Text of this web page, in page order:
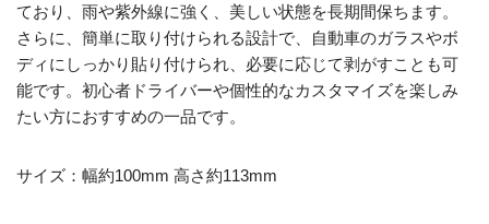
ており、雨や紫外線に強く、美しい状態を長期間保ちます。
さらに、簡単に取り付けられる設計で、自動車のガラスやボ
ディにしっかり貼り付けられ、必要に応じて剥がすことも可
能です。初心者ドライバーや個性的なカスタマイズを楽しみ
たい方におすすめの一品です。
サイズ：幅約100mm 高さ約113mm